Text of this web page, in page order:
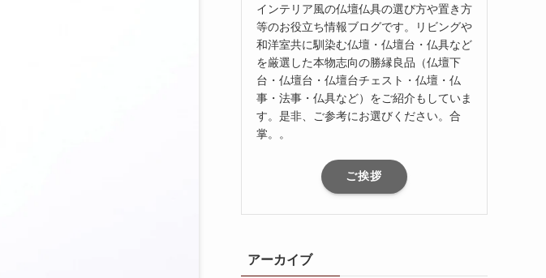
インテリア風の仏壇仏具の選び方や置き方
等のお役立ち情報ブログです。リビングや
和洋室共に馴染む仏壇・仏壇台・仏具など
を厳選した本物志向の勝縁良品（仏壇下
台・仏壇台・仏壇台チェスト・仏壇・仏
事・法事・仏具など）をご紹介もしていま
す。是非、ご参考にお選びください。合
掌。。
ご挨拶
アーカイブ